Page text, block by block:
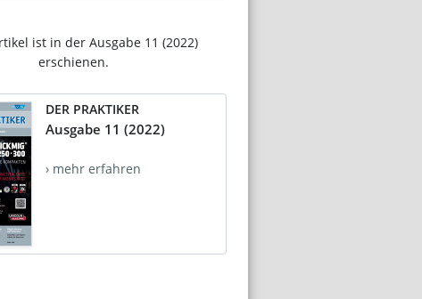
ist in der Ausgabe 11 (2022)
erschienen.
DER PRAKTIKER
Ausgabe 11 (2022)
› mehr erfahren